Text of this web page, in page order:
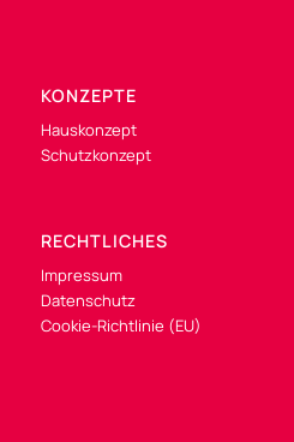
KONZEPTE
Hauskonzept
Schutzkonzept
RECHTLICHES
Impressum
Datenschutz
Cookie-Richtlinie (EU)